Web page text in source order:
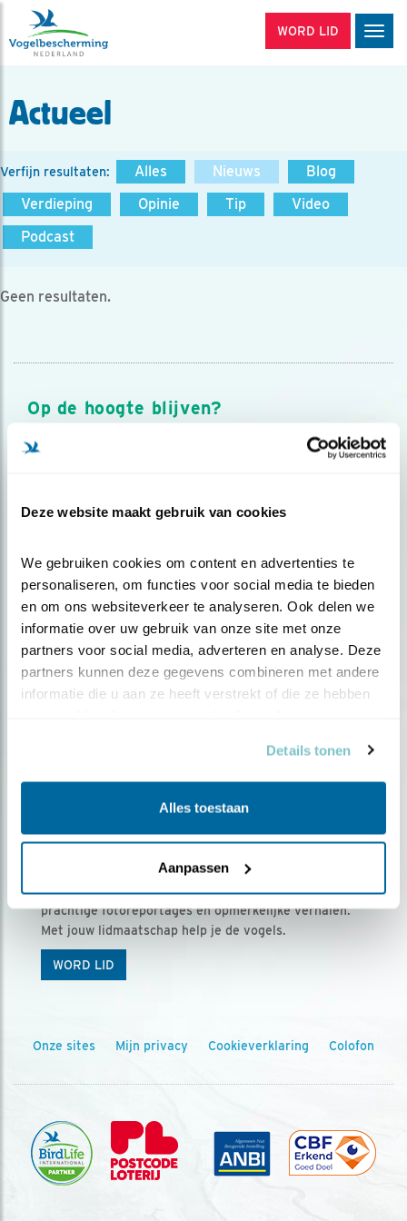
Deze website maakt gebruik van cookies
We gebruiken cookies om content en advertenties te
personaliseren, om functies voor social media te bieden
en om ons websiteverkeer te analyseren. Ook delen we
informatie over uw gebruik van onze site met onze
partners voor social media, adverteren en analyse. Deze
partners kunnen deze gegevens combineren met andere
informatie die u aan ze heeft verstrekt of die ze hebben
Details tonen
Alles toestaan
Aanpassen
WORD LID
Actueel
Verfijn resultaten: Alles Nieuws
Blog
Verdieping
Opinie Tip
Video
Podcast
Geen resultaten.
Op de hoogte blijven?
Meld je aan en ontvang nieuws, inspiratie, acties en tips
over vogels en activiteiten van Vogelbescherming.
Ontvang 5 x Vogels voor € 36,00 per jaar
Vogels is het tijdschrift voor onze leden, met
prachtige fotoreportages en opmerkelijke verhalen.
Met jouw lidmaatschap help je de vogels.
WORD LID
Onze sites Mijn privacy Cookieverklaring Colofon